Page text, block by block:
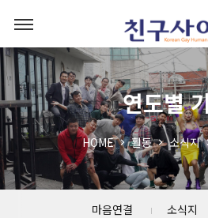
연도별
HOME 활동 소식지
마음연결 소식지